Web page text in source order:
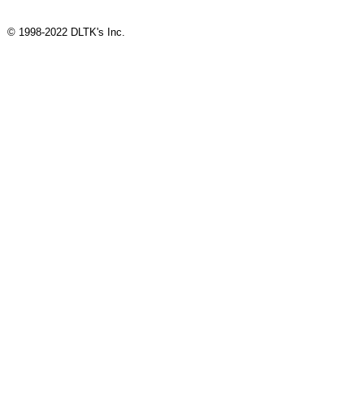
© 1998-2022 DLTK's Inc.